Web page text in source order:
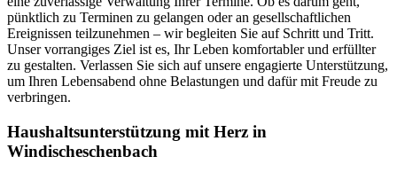
pünktlich zu Terminen zu gelangen oder an gesellschaftlichen
Ereignissen teilzunehmen – wir begleiten Sie auf Schritt und Tritt.
Unser vorrangiges Ziel ist es, Ihr Leben komfortabler und erfüllter
zu gestalten. Verlassen Sie sich auf unsere engagierte Unterstützung,
um Ihren Lebensabend ohne Belastungen und dafür mit Freude zu
verbringen.
Haushalts­unterstützung mit Herz in
Windischeschenbach